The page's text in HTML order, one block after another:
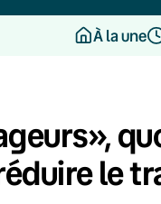
À la une
le